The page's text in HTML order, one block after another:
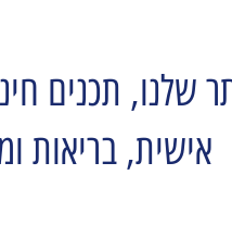
שלנו, תכנים
אישית, בריאות